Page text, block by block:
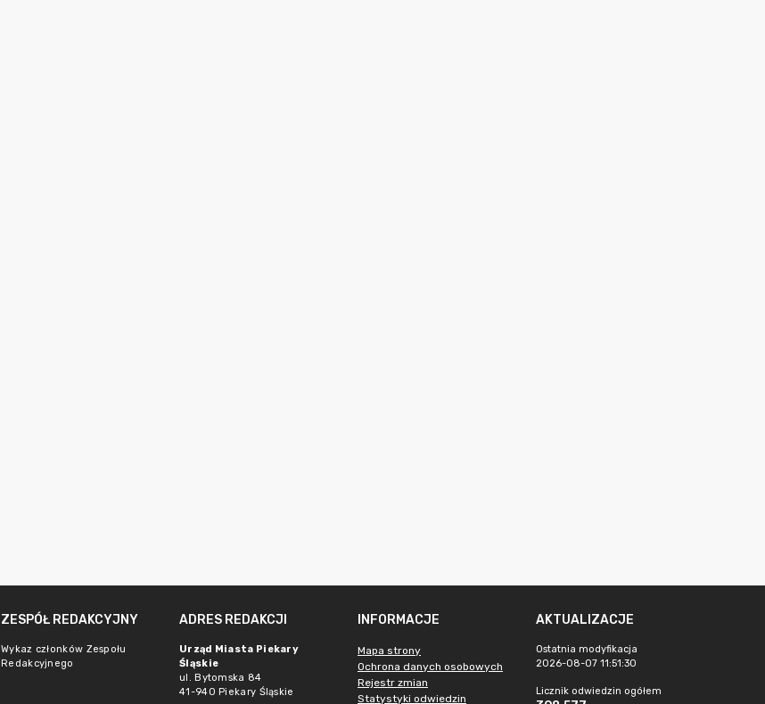
ZESPÓŁ REDAKCYJNY
Wykaz członków Zespołu
Redakcyjnego
ADRES REDAKCJI
Urząd Miasta Piekary
Śląskie
ul. Bytomska 84
41-940 Piekary Śląskie
INFORMACJE
Mapa strony
Ochrona danych osobowych
Rejestr zmian
Statystyki odwiedzin
AKTUALIZACJE
Ostatnia modyfikacja
2026-08-07 11:51:30
Licznik odwiedzin ogółem